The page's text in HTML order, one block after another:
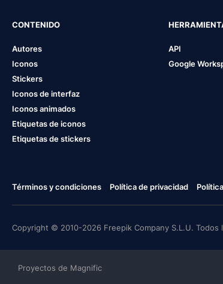
CONTENIDO
Autores
Iconos
Stickers
Iconos de interfaz
Iconos animados
Etiquetas de iconos
Etiquetas de stickers
API
Google
Términos y condiciones Política de privacidad
Copyright © 2010-2026 Freepik Company S.L.U. Todos
Proyectos de Magnific